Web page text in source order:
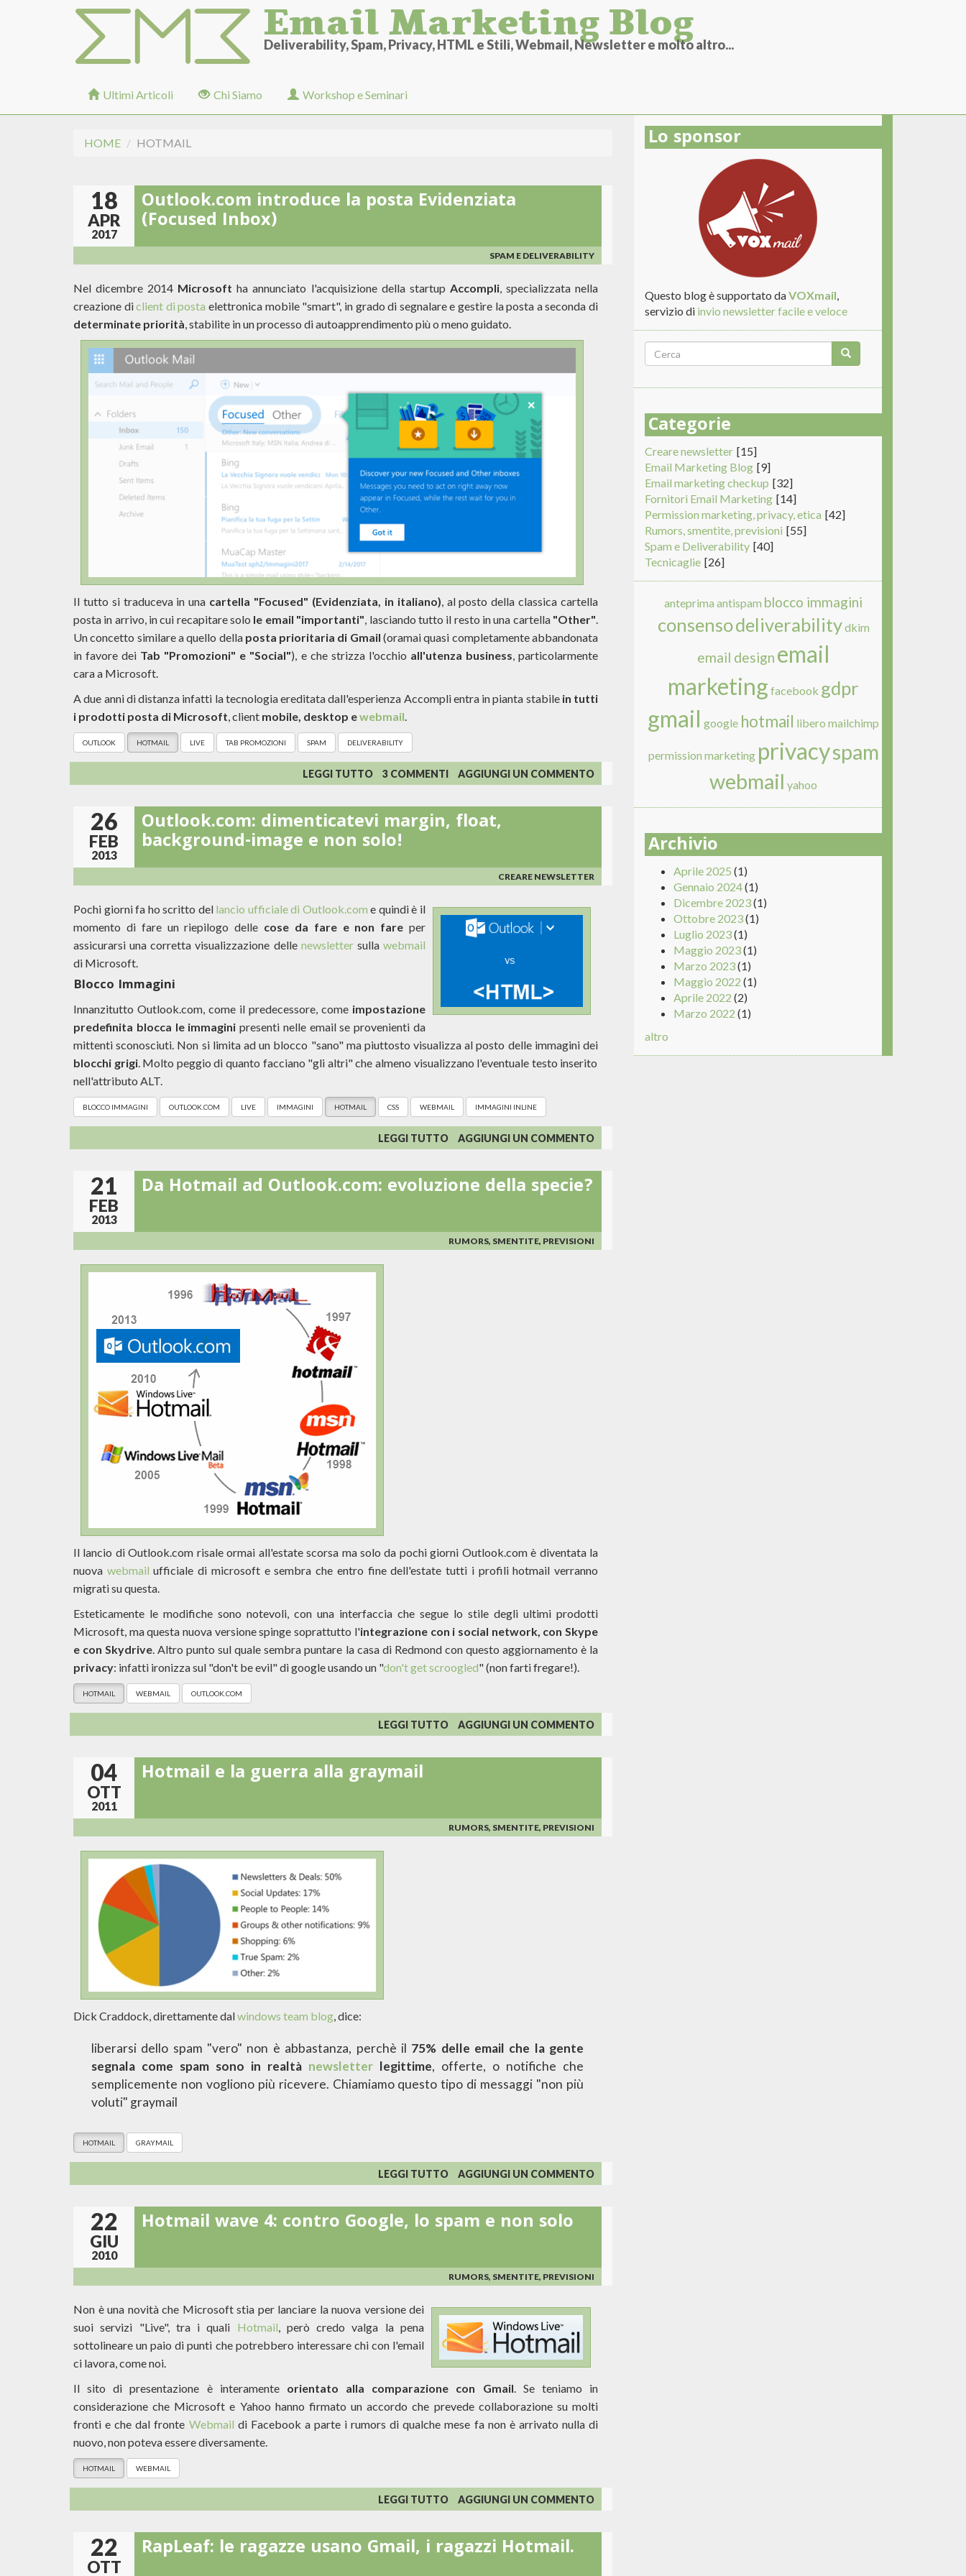
Email Marketing Blog
Deliverability, Spam, Privacy, HTML e Stili, Webmail, Newsletter e molto altro...
Ultimi Articoli Chi Siamo Workshop e Seminari
HOME HOTMAIL
18
APR
2017
Outlook.com introduce la posta Evidenziata
(Focused Inbox)
SPAM E DELIVERABILITY
Nel dicembre 2014 Microsoft ha annunciato l'acquisizione della startup Accompli, specializzata nella
creazione diclient di posta elettronica mobile "smart", in grado di segnalare e gestire la posta a seconda di
determinate priorità, stabilite in un processo di autoapprendimento più o meno guidato.
Il tutto si traduceva in una cartella "Focused" (Evidenziata, in italiano) , al posto della classica cartella
posta in arrivo, in cui recapitare solo le email "importanti" , lasciando tutto il resto in una cartella "Other"
Un concetto similare a quello della posta prioritaria di Gmail (oramai quasi completamente abbandonata
in favore dei Tab "Promozioni" e "Social"), e che strizza l'occhio all'utenza business , particolarmente
cara a Microsoft.
A due anni di distanza infatti la tecnologia ereditata dall'esperienza Accompli entra in pianta stabile in tutti
i prodotti posta di Microsoft , client mobile, desktop ewebmail
OUTLOOK HOTMAIL LIVE TAB PROMOZIONI SPAM DELIVERABILITY
LEGGI TUTTO SU
OUTLOOK.COM
LA
POSTA
EVIDENZIATA
3 COMMENTI AGGIUNGI UN COMMENTO
26
FEB
2013
Outlook.com: dimenticatevi margin, float,
background-image e non solo!
CREARE NEWSLETTER
Pochi giorni fa ho scritto del lancio ufficiale di Outlook.com e quindi è il
momento di fare un riepilogo delle cose da fare e non fare per
assicurarsi una corretta visualizzazione delle newslettersullawebmail
di Microsoft.
Blocco Immagini
Innanzitutto Outlook.com, come il predecessore, come impostazione
predefinita blocca le immagini presenti nelle email se provenienti da
mittenti sconosciuti. Non si limita ad un blocco "sano" ma piuttosto visualizza al posto delle immagini dei
blocchi grigi. Molto peggio di quanto facciano "gli altri" che almeno visualizzano l'eventuale testo inserito
nell'attributo ALT.
BLOCCO IMMAGINI OUTLOOK.COM LIVE IMMAGINI HOTMAIL CSS WEBMAIL IMMAGINI INLINE
LEGGI TUTTO SU
OUTLOOK.COM:
MARGIN,
FLOAT,
E
NON
AGGIUNGI UN COMMENTO
21
FEB
2013
Da Hotmail ad Outlook.com: evoluzione della specie?
RUMORS, SMENTITE, PREVISIONI
Il lancio di Outlook.com risale ormai all'estate scorsa ma solo da pochi giorni Outlook.com è diventata la
nuova webmail ufficiale di microsoft e sembra che entro fine dell'estate tutti i profili hotmail verranno
migrati su questa.
Esteticamente le modifiche sono notevoli, con una interfaccia che segue lo stile degli ultimi prodotti
Microsoft, ma questa nuova versione spinge soprattutto l'integrazione con i social network, con Skype
e con Skydrive . Altro punto sul quale sembra puntare la casa di Redmond con questo aggiornamento è la
privacy: infatti ironizza sul "don't be evil" di google usando un "don't get scroogled" (non farti fregare!).
HOTMAIL WEBMAIL OUTLOOK.COM
LEGGI TUTTO SU
DA
SPECIE?
AGGIUNGI UN COMMENTO
04
OTT
2011
Hotmail e la guerra alla graymail
RUMORS, SMENTITE, PREVISIONI
Dick Craddock, direttamente dalwindows team blog , dice:
liberarsi dello spam "vero" non è abbastanza, perchè il 75% delle email che la gente
segnala come spam sono in realtà newsletter legittime, offerte, o notifiche che
semplicemente non vogliono più ricevere. Chiamiamo questo tipo di messaggi "non più
voluti" graymail
HOTMAIL GRAYMAIL
LEGGI TUTTO SU
HOTMAIL
LA
GUERRA
AGGIUNGI UN COMMENTO
22
GIU
2010
Hotmail wave 4: contro Google, lo spam e non solo
RUMORS, SMENTITE, PREVISIONI
Non è una novità che Microsoft stia per lanciare la nuova versione dei
suoi servizi "Live", tra i quali Hotmail , però credo valga la pena
sottolineare un paio di punti che potrebbero interessare chi con l'email
ci lavora, come noi.
Il sito di presentazione è interamente orientato alla comparazione con Gmail . Se teniamo in
considerazione che Microsoft e Yahoo hanno firmato un accordo che prevede collaborazione su molti
fronti e che dal fronte Webmail di Facebook a parte i rumors di qualche mese fa non è arrivato nulla di
nuovo, non poteva essere diversamente.
HOTMAIL WEBMAIL
LEGGI TUTTO SU
HOTMAIL
4:
CONTRO
AGGIUNGI UN COMMENTO
22
OTT
RapLeaf: le ragazze usano Gmail, i ragazzi Hotmail.
Lo sponsor
Questo blog è supportato daVOXmail,
servizio di invio newsletter facile e veloce
Form
di
ricerca
Categorie
Creare newsletter [15]
Email Marketing Blog [9]
Email marketing checkup [32]
Fornitori Email Marketing [14]
Permission marketing, privacy, etica [42]
Rumors, smentite, previsioni [55]
Spam e Deliverability [40]
Tecnicaglie [26]
anteprima antispam blocco immagini
consensodeliverabilitydkim
email design email
marketing facebook gdpr
gmail google hotmail libero mailchimp
permission marketing privacyspam
webmail yahoo
Archivio
Aprile 2025 (1)
Gennaio 2024(1)
Dicembre 2023(1)
Ottobre 2023(1)
Luglio 2023(1)
Maggio 2023(1)
Marzo 2023(1)
Maggio 2022 (1)
Aprile 2022 (2)
Marzo 2022 (1)
altro